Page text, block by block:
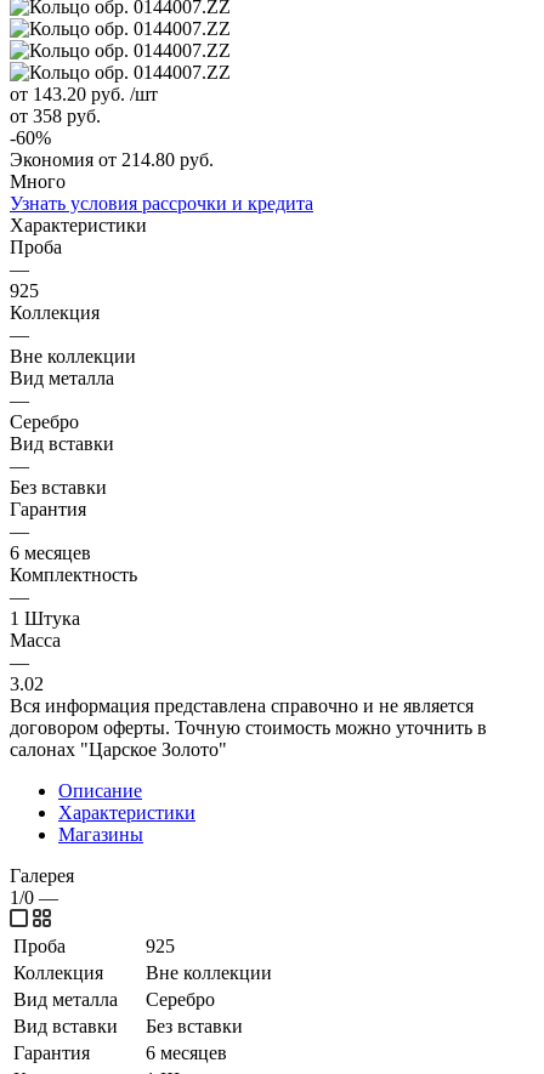
от 143.20 руб. /шт
от 358 руб.
-60%
Экономия от 214.80 руб.
Много
Узнать условия рассрочки и кредита
Характеристики
Проба
—
925
Коллекция
—
Вне коллекции
Вид металла
—
Серебро
Вид вставки
—
Без вставки
Гарантия
—
6 месяцев
Комплектность
—
1 Штука
Масса
—
3.02
Вся информация представлена справочно и не является
договором оферты. Точную стоимость можно уточнить в
салонах "Царское Золото"
Описание
Характеристики
Магазины
Галерея
1/0 —
Проба
925
Коллекция
Вне коллекции
Вид металла
Серебро
Вид вставки
Без вставки
Гарантия
6 месяцев